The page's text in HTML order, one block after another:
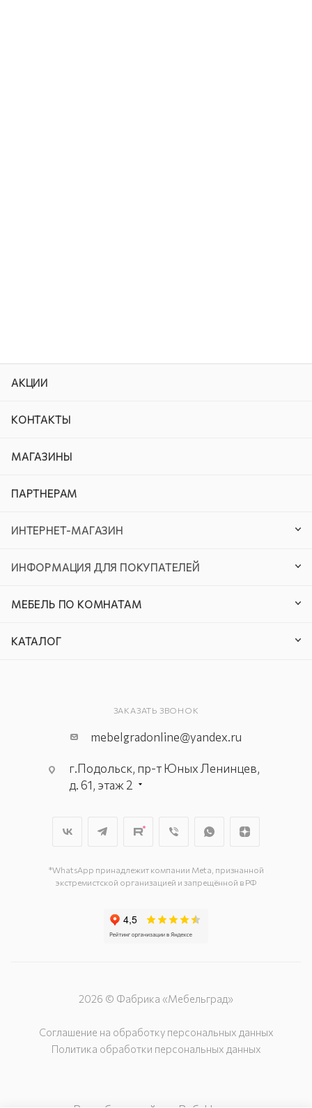
АКЦИИ
КОНТАКТЫ
МАГАЗИНЫ
ПАРТНЕРАМ
ИНТЕРНЕТ-МАГАЗИН
ИНФОРМАЦИЯ ДЛЯ ПОКУПАТЕЛЕЙ
МЕБЕЛЬ ПО КОМНАТАМ
КАТАЛОГ
ЗАКАЗАТЬ ЗВОНОК
mebelgradonline@yandex.ru
г.Подольск, пр-т Юных Ленинцев,
д. 61, этаж 2
г. Подольск, ул. Станционная, д. 11
*WhatsApp принадлежит компании Meta, признанной
экстремистской организацией и запрещённой в РФ
2026 © Фабрика «Мебельград»
Соглашение на обработку персональных данных
Политика обработки персональных данных